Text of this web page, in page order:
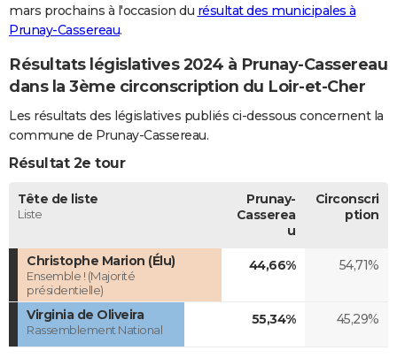
FORUM
mars prochains à l'occasion du résultat des municipales à
Prunay-Cassereau.
Résultats législatives 2024 à Prunay-Cassereau
dans la 3ème circonscription du Loir-et-Cher
Les résultats des législatives publiés ci-dessous concernent la
commune de Prunay-Cassereau.
Résultat 2e tour
Tête de liste
Liste
Prunay-
Casserea
u
Circonscri
ption
Christophe Marion (Élu)
Ensemble ! (Majorité
présidentielle)
44,66% 54,71%
Virginia de Oliveira
Rassemblement National
55,34% 45,29%